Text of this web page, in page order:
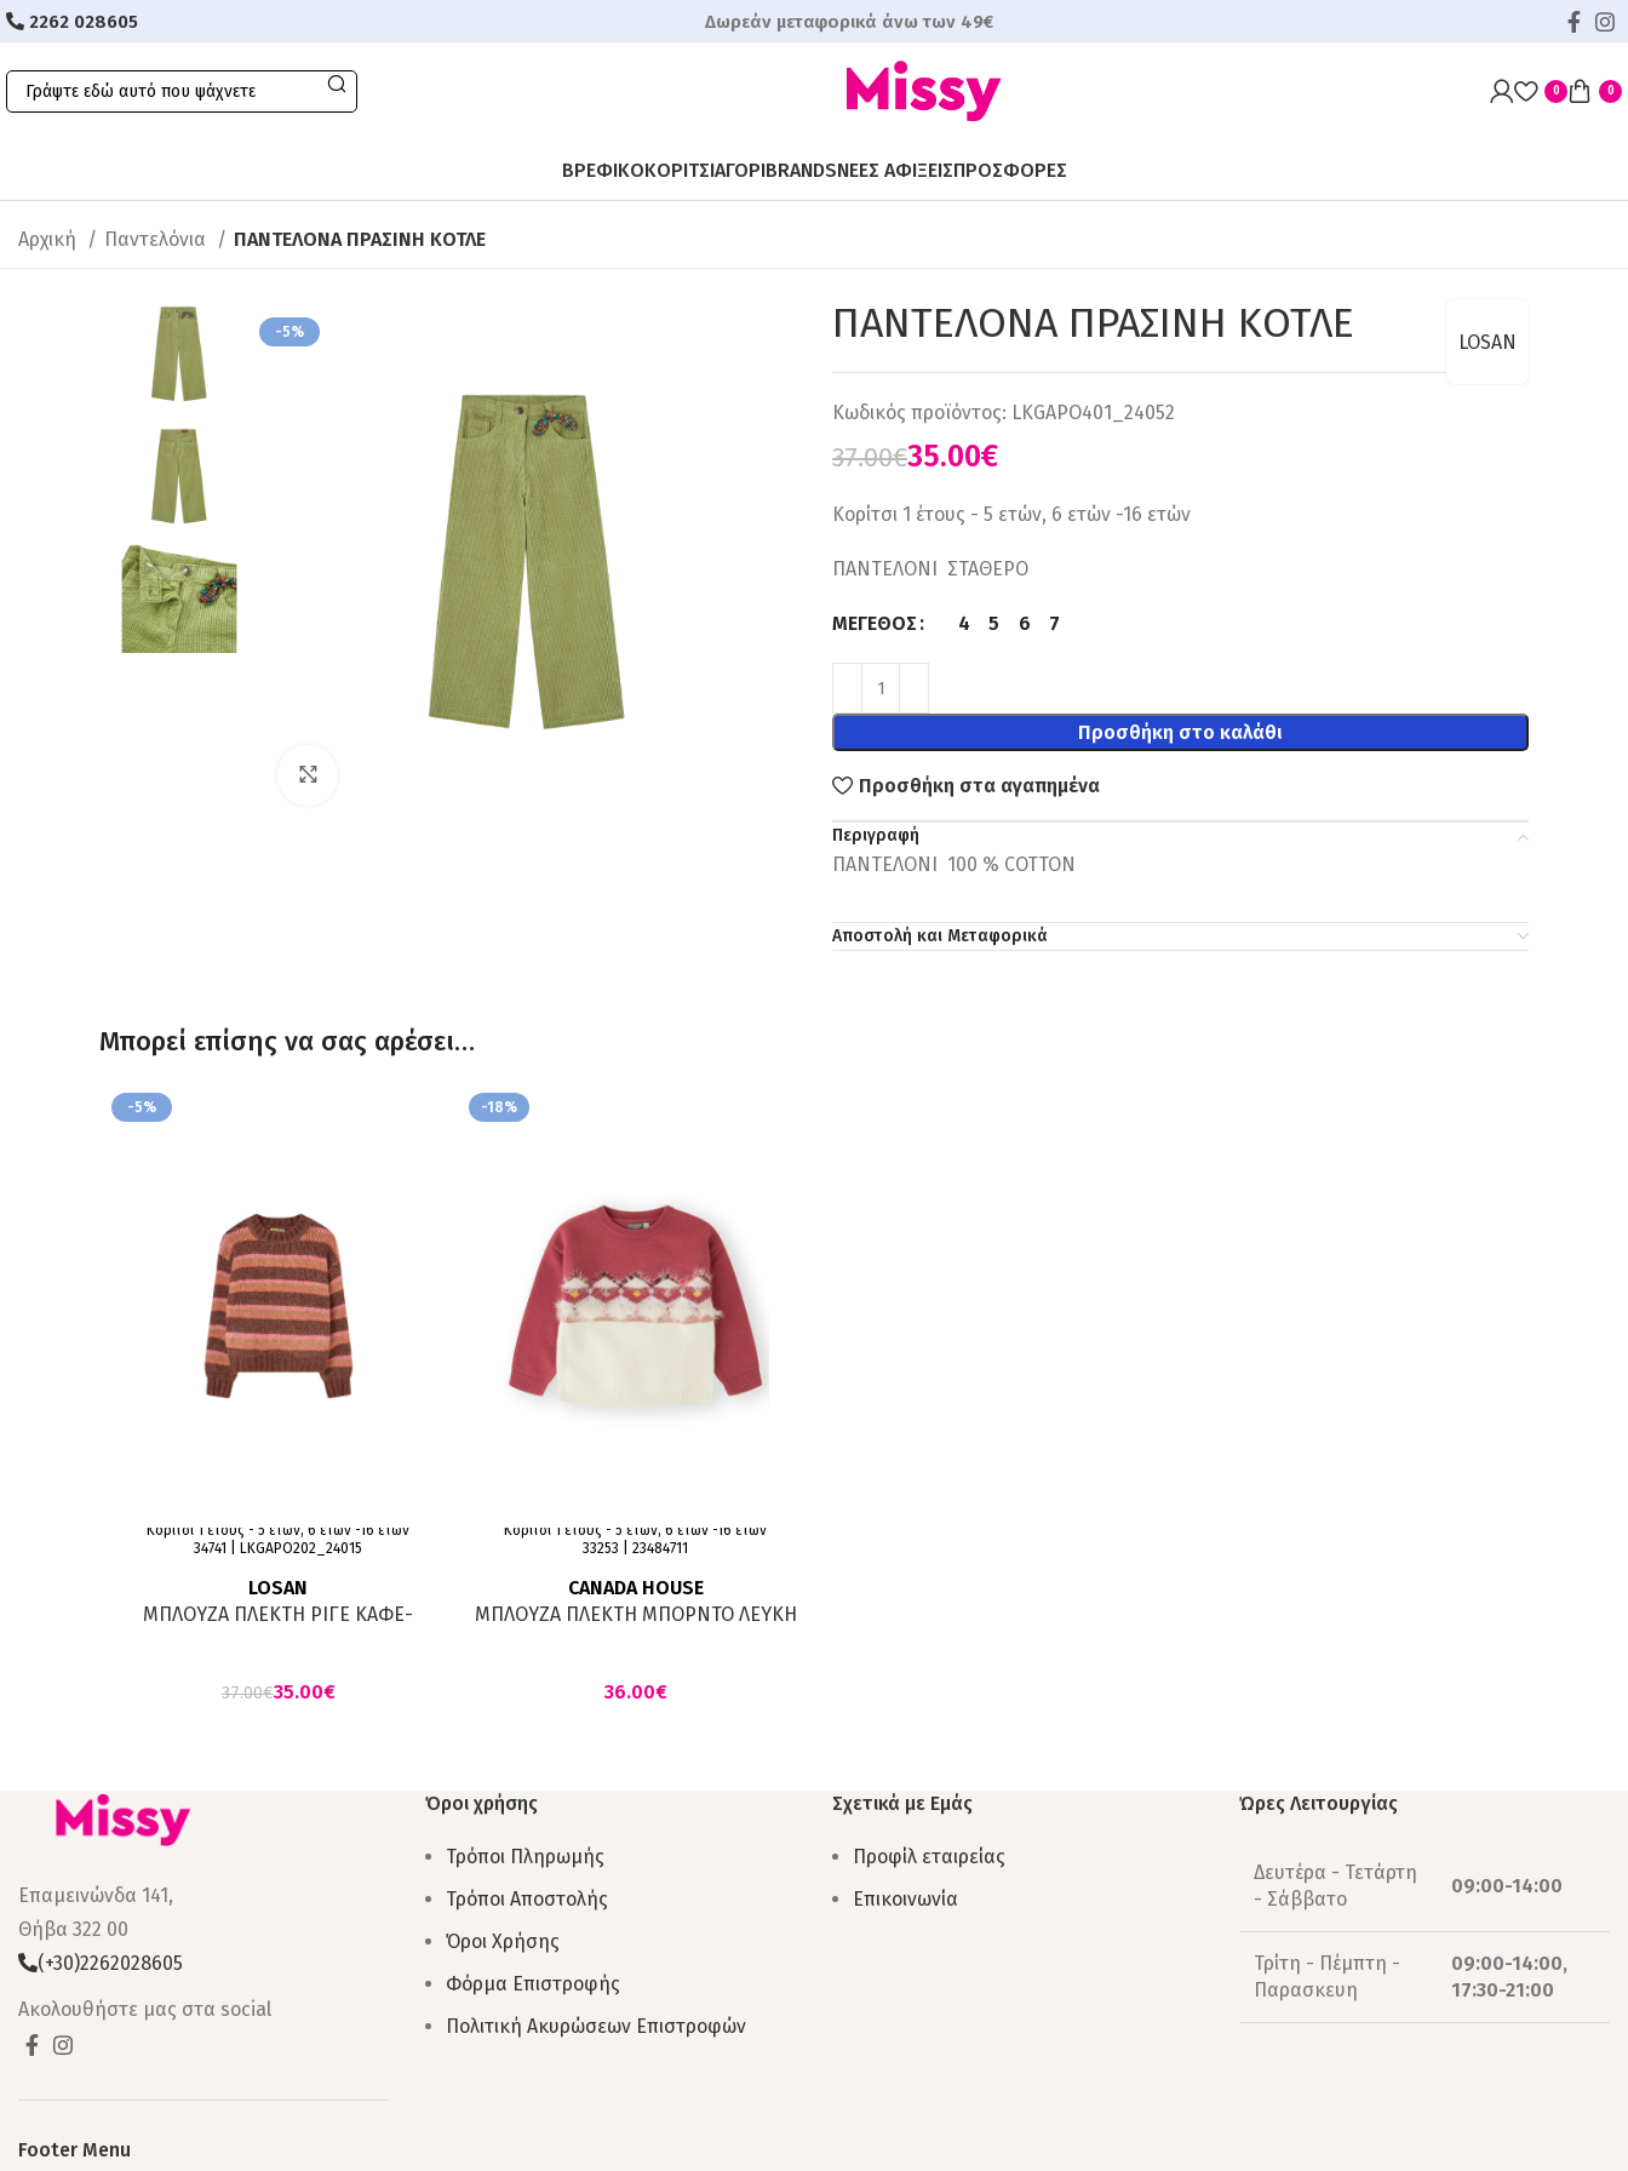
2262 028605 Δωρεάν μεταφορικά άνω των 49€
0 0
ΒΡΕΦΙΚΟΚΟΡΙΤΣΙΑΓΟΡΙBRANDSΝΕΕΣ ΑΦΙΞΕΙΣΠΡΟΣΦΟΡΕΣ
Αρχική Παντελόνια ΠΑΝΤΕΛΟΝA ΠΡΑΣΙΝΗ ΚΟΤΛΕ
-5% LOSAN
ΠΑΝΤΕΛΟΝA ΠΡΑΣΙΝΗ ΚΟΤΛΕ
Κωδικός προϊόντος: LKGAPO401_24052
37.00€35.00€
Κορίτσι 1 έτους - 5 ετών, 6 ετών -16 ετών
ΠΑΝΤΕΛΟΝΙ ΣΤΑΘΕΡΟ
ΜΈΓΕΘΟΣ 4 5 6 7
Προσθήκη στο καλάθι
Προσθήκη στα αγαπημένα
Περιγραφή
ΠΑΝΤΕΛΟΝΙ 100 % COTTON
Αποστολή και Μεταφορικά
Μπορεί επίσης να σας αρέσει…
-5%
Κορίτσι 1 έτους - 5 ετών, 6 ετών -16 ετών
34741 | LKGAPO202_24015
LOSAN
ΜΠΛΟΥΖΑ ΠΛΕΚΤΗ ΡΙΓΕ ΚΑΦΕ-
37.00€35.00€
-18%
Κορίτσι 1 έτους - 5 ετών, 6 ετών -16 ετών
33253 | 23484711
CANADA HOUSE
ΜΠΛΟΥΖΑ ΠΛΕΚΤΗ ΜΠΟΡΝΤΟ ΛΕΥΚΗ
€
Επαμεινώνδα 141,
Θήβα 322 00
(+30)2262028605
Ακολουθήστε μας στα social
Footer Menu
Όροι χρήσης
Τρόποι Πληρωμής
Τρόποι Αποστολής
Όροι Χρήσης
Φόρμα Επιστροφής
Πολιτική Ακυρώσεων Επιστροφών
Σχετικά με Εμάς
Προφίλ εταιρείας
Επικοινωνία
Ώρες Λειτουργίας
Δευτέρα - Τετάρτη
- Σάββατο
09:00-14:00
Τρίτη - Πέμπτη -
Παρασκευη
09:00-14:00,
17:30-21:00